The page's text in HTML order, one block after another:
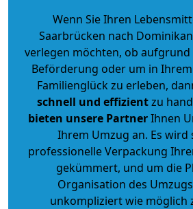
Wenn Sie Ihren
Saarbrücken nach
verlegen möchten, ob
Beförderung oder um in
Familienglück zu erleben,
schnell und effizientzu
bieten unsere PartnerIhnen
Ihrem Umzug an. Es wird
professionelle Verpackung
gekümmert, und um die
Organisation des
unkompliziert wie möglich